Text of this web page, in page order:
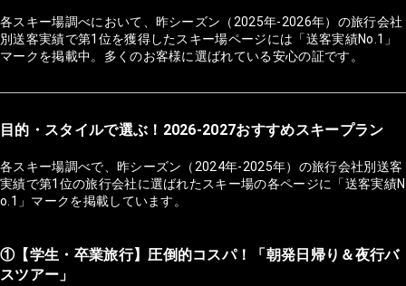
各スキー場調べにおいて、昨シーズン（2025年-2026年）の旅行会社
別送客実績で第1位を獲得したスキー場ページには「送客実績No.1」
マークを掲載中。多くのお客様に選ばれている安心の証です。
目的・スタイルで選ぶ！2026-2027おすすめスキープラン
各スキー場調べで、昨シーズン（2024年-2025年）の旅行会社別送客
実績で第1位の旅行会社に選ばれたスキー場の各ページに「送客実績N
o.1」マークを掲載しています。
①【学生・卒業旅行】圧倒的コスパ！「朝発日帰り＆夜行バ
スツアー」